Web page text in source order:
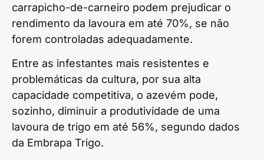
carrapicho-de-carneiro podem prejudicar o
rendimento da lavoura em até 70%, se não
forem controladas adequadamente.
Entre as infestantes mais resistentes e
problemáticas da cultura, por sua alta
capacidade competitiva, o azevém pode,
sozinho, diminuir a produtividade de uma
lavoura de trigo em até 56%, segundo dados
da Embrapa Trigo.